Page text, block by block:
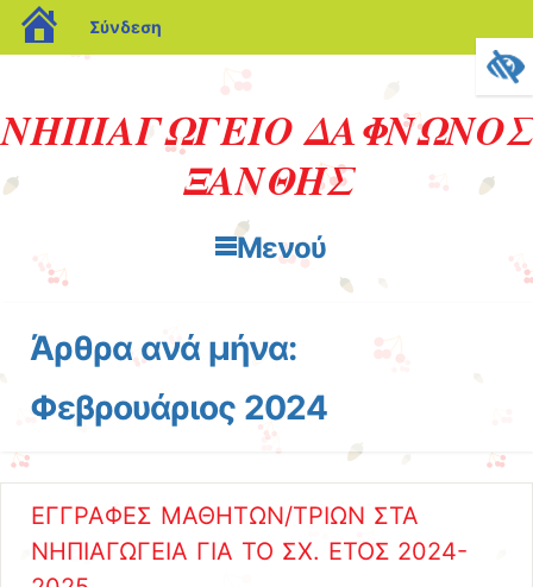
blogs.sch.gr
Σύνδεση
ΝΗΠΙΑΓΩΓΕΙΟ ΔΑΦΝΩΝΟΣ
ΞΑΝΘΗΣ
Μενού
Μετάβαση στο περιεχόμενο
Άρθρα ανά μήνα:
Φεβρουάριος 2024
ΕΓΓΡΑΦΕΣ ΜΑΘΗΤΩΝ/ΤΡΙΩΝ ΣΤΑ
ΝΗΠΙΑΓΩΓΕΙΑ ΓΙΑ ΤΟ ΣΧ. ΕΤΟΣ 2024-